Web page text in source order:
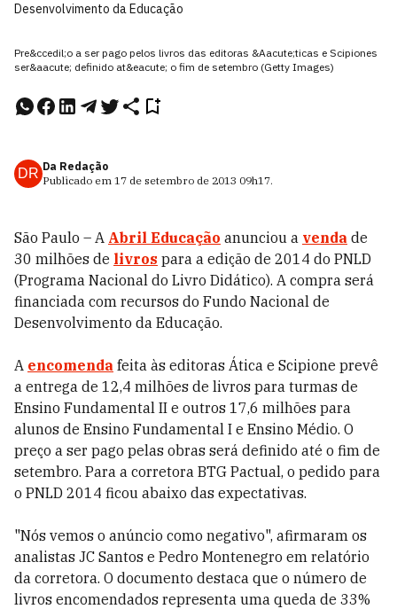
Desenvolvimento da Educação
Pre&ccedil;o a ser pago pelos livros das editoras &Aacute;ticas e Scipiones
ser&aacute; definido at&eacute; o fim de setembro (Getty Images)
DR Da Redação
Publicado em 17 de setembro de 2013 09h17.
São Paulo – A Abril Educação anunciou a venda de
30 milhões de livros para a edição de 2014 do PNLD
(Programa Nacional do Livro Didático). A compra será
financiada com recursos do Fundo Nacional de
Desenvolvimento da Educação.
A encomenda feita às editoras Ática e Scipione prevê
a entrega de 12,4 milhões de livros para turmas de
Ensino Fundamental II e outros 17,6 milhões para
alunos de Ensino Fundamental I e Ensino Médio. O
preço a ser pago pelas obras será definido até o fim de
setembro. Para a corretora BTG Pactual, o pedido para
o PNLD 2014 ficou abaixo das expectativas.
"Nós vemos o anúncio como negativo", afirmaram os
analistas JC Santos e Pedro Montenegro em relatório
da corretora. O documento destaca que o número de
livros encomendados representa uma queda de 33%